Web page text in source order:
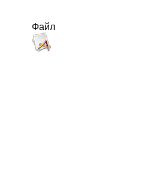
Файл